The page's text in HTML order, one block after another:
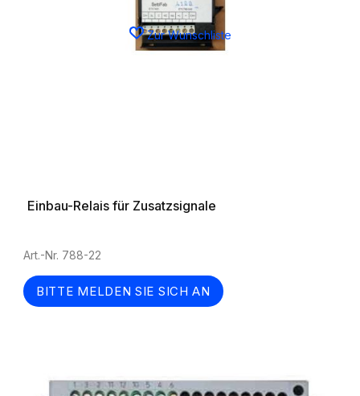
Zur Wunschliste
Einbau-Relais für Zusatzsignale
Art.-Nr. 788-22
BITTE MELDEN SIE SICH AN